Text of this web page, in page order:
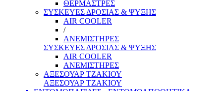
ΘΕΡΜΑΣΤΡΕΣ
ΣΥΣΚΕΥΕΣ ΔΡΟΣΙΑΣ & ΨΥΞΗΣ
AIR COOLER
/
ΑΝΕΜΙΣΤΗΡΕΣ
ΣΥΣΚΕΥΕΣ ΔΡΟΣΙΑΣ & ΨΥΞΗΣ
AIR COOLER
ΑΝΕΜΙΣΤΗΡΕΣ
ΑΞΕΣΟΥΑΡ ΤΖΑΚΙΟΥ
ΑΞΕΣΟΥΑΡ ΤΖΑΚΙΟΥ